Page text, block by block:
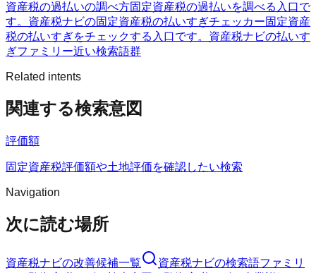
資産税の過払いの調べ方固定資産税の過払いを調べる入口で
す。 資産税ナビの固定資産税の払いすぎチェッカー固定資産
税の払いすぎをチェックする入口です。 資産税ナビの払いす
ぎファミリー近い検索語群
Related intents
関連する検索意図
評価額
固定資産税評価額や土地評価を確認したい検索
Navigation
次に読む場所
資産税ナビの改善候補一覧 資産税ナビの検索語ファミリ